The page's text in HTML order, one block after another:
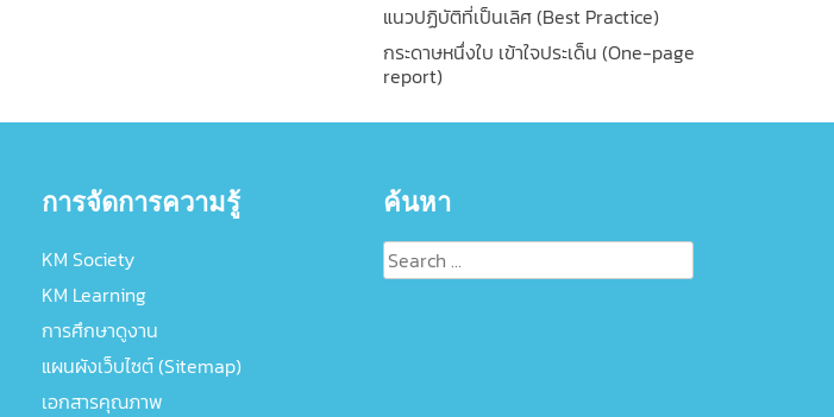
แนวปฏิบัติที่เป็นเลิศ (Best Practice)
กระดาษหนึ่งใบ เข้าใจประเด็น (One-page
report)
การจัดการความรู้
KM Society
KM Learning
การศึกษาดูงาน
แผนผังเว็บไซต์ (Sitemap)
เอกสารคุณภาพ
ค้นหา
Search
for: